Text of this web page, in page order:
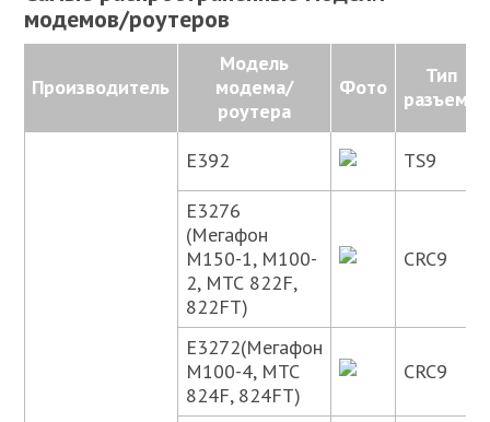
модемов/роутеров
Производитель
Модель
модема/
роутера
Фото
Тип
разъема
E392
TS9
E3276
(Мегафон
М150-1, М100-
2, МТС 822F,
822FT)
CRC9
E3272(Мегафон
M100-4, МТС
824F, 824FT)
CRC9